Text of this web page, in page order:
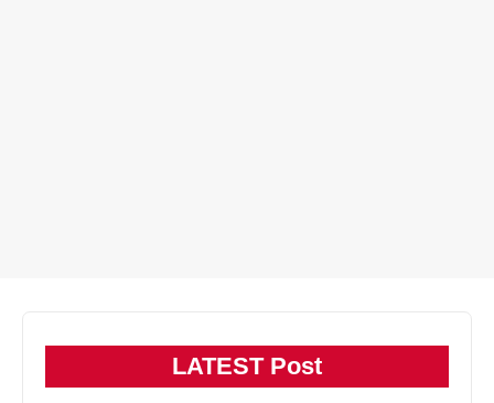
LATEST Post